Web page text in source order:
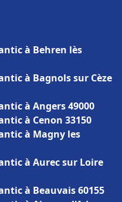
à Behren lès
à Bagnols sur Cèze
à Angers 49000
à Cenon 33150
à Magny les
à Aurec sur Loire
à Beauvais 60155